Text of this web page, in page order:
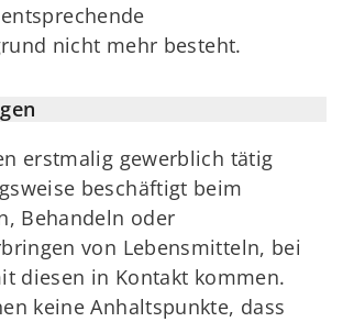
nicht mehr besteht.
erstmalig gewerblich tätig
beschäftigt beim
Behandeln oder
von Lebensmitteln, bei
diesen in Kontakt kommen.
keine Anhaltspunkte, dass